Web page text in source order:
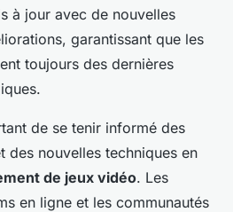
à jour avec de nouvelles
garantissant que les
toujours des dernières
de se tenir informé des
des nouvelles techniques en
de jeux vidéo. Les
en ligne et les communautés